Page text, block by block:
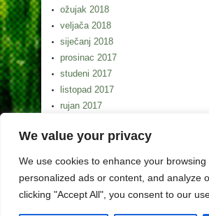
We value your privacy
We use cookies to enhance your
personalized ads or content, and analyze
clicking "Accept All", you consent to our
ožujak 2018
veljača 2018
siječanj 2018
prosinac 2017
studeni 2017
listopad 2017
rujan 2017
srpanj 2017